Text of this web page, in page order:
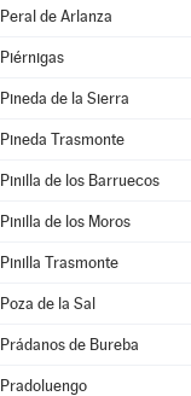
Peral de Arlanza
Piérnigas
Pineda de la Sierra
Pineda Trasmonte
Pinilla de los Barruecos
Pinilla de los Moros
Pinilla Trasmonte
Poza de la Sal
Prádanos de Bureba
Pradoluengo